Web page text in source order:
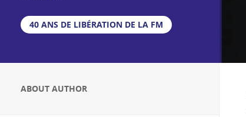
40 ANS DE LIBÉRATION DE LA FM
ABOUT AUTHOR